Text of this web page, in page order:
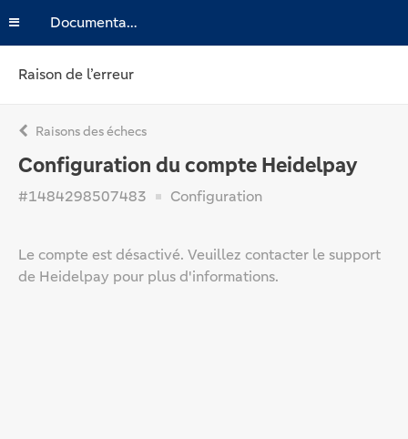
Documentation
Raison de l’erreur
Raisons des échecs
Configuration du compte Heidelpay
#1484298507483 Configuration
Le compte est désactivé. Veuillez contacter le support
de Heidelpay pour plus d'informations.